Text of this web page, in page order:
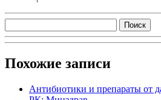
Похожие записи
Антибиотики и препараты от